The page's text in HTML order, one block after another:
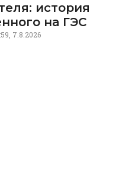
история
на ГЭС
7.8.2026